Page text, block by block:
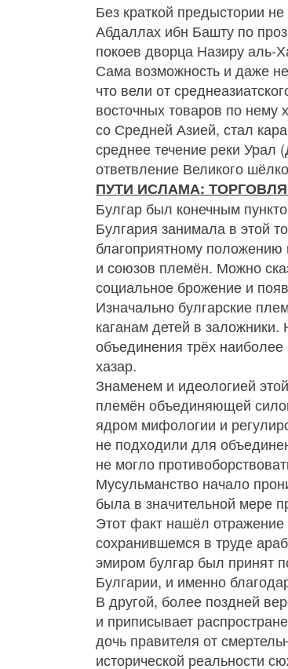
Без краткой предыстории
Абдаллах ибн Башту по
покоев дворца Назиру аль-
Сама возможность и даже
что вели от
восточных товаров по нему
со Средней Азией, стал
среднее течение реки Урал
ответвление Великого
ПУТИ ИСЛАМА:
Булгар был конечным
Булгария занимала в этой
благоприятному
и союзов племён. Можно
социальное брожение и
Изначально булгарские
каганам детей в
объединения трёх
хазар.
Знаменем и идеологией
племён объединяющей
ядром мифологии и
не подходили для
не могло
Мусульманство начало
была в значительной мере
Этот факт нашёл
сохранившемся в труде
эмиром булгар был принят
Булгарии, и именно
В другой, более поздней
и приписывает
дочь правителя от
исторической реальности